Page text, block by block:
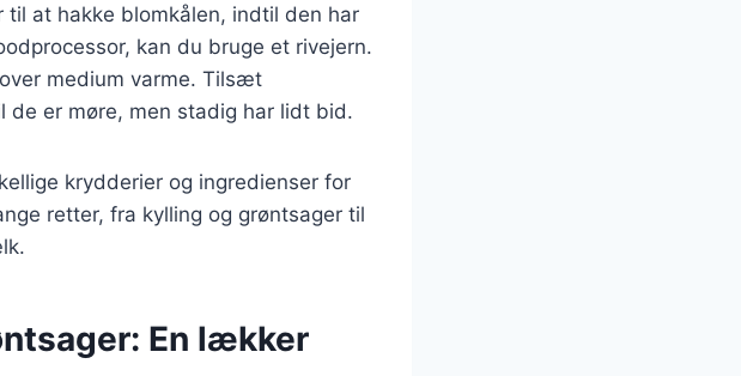
til at hakke blomkålen, indtil den har
kan du bruge et rivejern.
medium varme. Tilsæt
de er møre, men stadig har lidt bid.
krydderier og ingredienser for
retter, fra kylling og grøntsager til
En lækker